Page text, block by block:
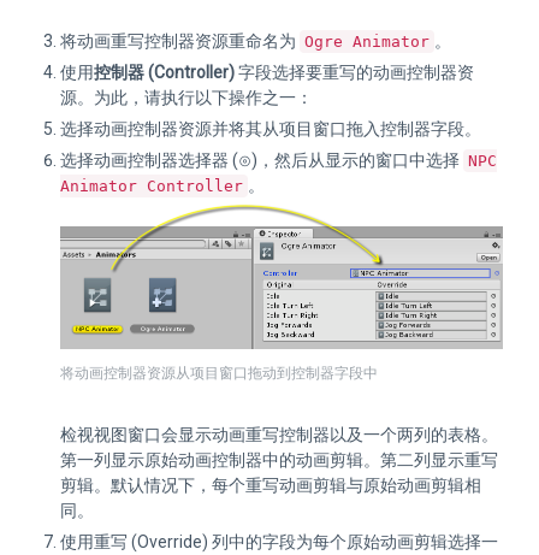
将动画重写控制器资源重命名为 Ogre Animator 。
使用控制器 (Controller)字段选择要重写的动画控制器资
源。为此，请执行以下操作之一：
选择动画控制器资源并将其从项目窗口拖入控制器字段。
选择动画控制器选择器 (⊙)，然后从显示的窗口中选择 NPC
Animator Controller 。
将动画控制器资源从项目窗口拖动到控制器字段中
检视视图窗口会显示动画重写控制器以及一个两列的表格。
第一列显示原始动画控制器中的动画剪辑。第二列显示重写
剪辑。默认情况下，每个重写动画剪辑与原始动画剪辑相
同。
使用重写 (Override) 列中的字段为每个原始动画剪辑选择一